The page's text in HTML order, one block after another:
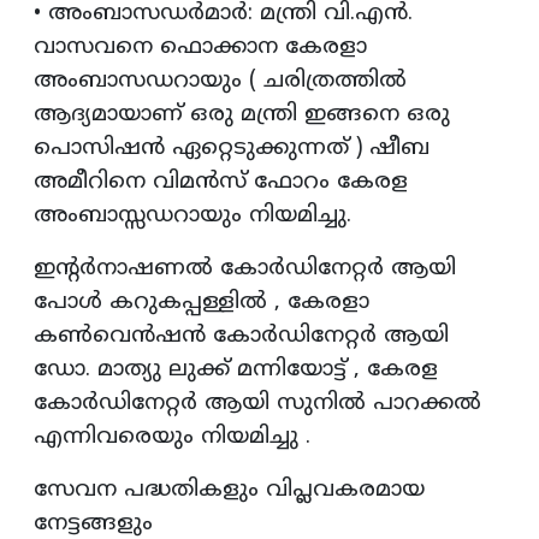
• അംബാസഡർമാർ: മന്ത്രി വി.എൻ.
വാസവനെ ഫൊക്കാന കേരളാ
അംബാസഡറായും ( ചരിത്രത്തിൽ
ആദ്യമായാണ് ഒരു മന്ത്രി ഇങ്ങനെ ഒരു
പൊസിഷൻ ഏറ്റെടുക്കുന്നത് ) ഷീബ
അമീറിനെ വിമൻസ് ഫോറം കേരള
അംബാസ്സഡറായും നിയമിച്ചു.
ഇന്റർനാഷണൽ കോർഡിനേറ്റർ ആയി
പോൾ കറുകപ്പള്ളിൽ , കേരളാ
കൺവെൻഷൻ കോർഡിനേറ്റർ ആയി
ഡോ. മാത്യു ലുക്ക് മന്നിയോട്ട് , കേരള
കോർഡിനേറ്റർ ആയി സുനിൽ പാറക്കൽ
എന്നിവരെയും നിയമിച്ചു .
സേവന പദ്ധതികളും വിപ്ലവകരമായ
നേട്ടങ്ങളും